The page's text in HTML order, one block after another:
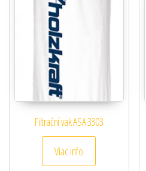
Filtrační vak ASA 3303
Viac info